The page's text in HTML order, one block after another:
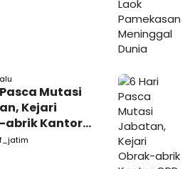
Mutasi
Kejari
abrik Kantor